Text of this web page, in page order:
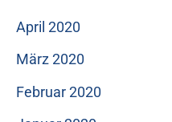
April 2020
März 2020
Februar 2020